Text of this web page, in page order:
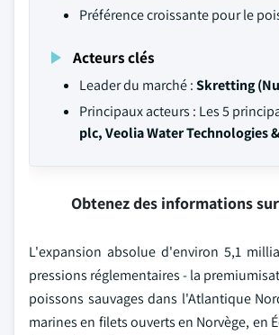
Préférence croissante pour le
Acteurs clés
Leader du marché :Skretting
Principaux acteurs : Les 5
plc, Veolia Water Technologies
Obtenez des informations
L'expansion absolue d'environ 5,1
pressions réglementaires - la
poissons sauvages dans l'Atlantique
marines en filets ouverts en Norvège,